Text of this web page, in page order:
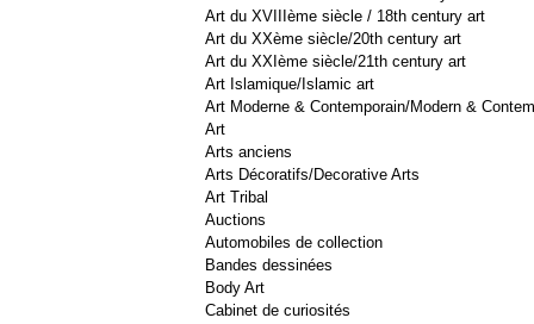
Art du XVIIIème siècle / 18th century art
Art du XXème siècle/20th century art
Art du XXIème siècle/21th century art
Art Islamique/Islamic art
Art Moderne & Contemporain/Modern &
Art
Arts anciens
Arts Décoratifs/Decorative Arts
Art Tribal
Auctions
Automobiles de collection
Bandes dessinées
Body Art
Cabinet de curiosités